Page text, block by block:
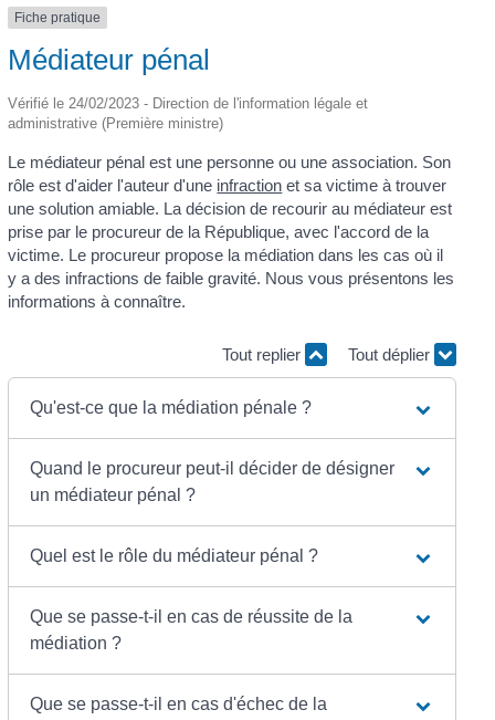
Fiche pratique
Médiateur pénal
Vérifié le 24/02/2023 - Direction de l'information légale et
administrative (Première ministre)
Le médiateur pénal est une personne ou une association. Son
rôle est d'aider l'auteur d'une infraction et sa victime à trouver
une solution amiable. La décision de recourir au médiateur est
prise par le procureur de la République, avec l'accord de la
victime. Le procureur propose la médiation dans les cas où il
y a des infractions de faible gravité. Nous vous présentons les
informations à connaître.
Tout replier Tout déplier
Qu'est-ce que la médiation pénale ?
Quand le procureur peut-il décider de désigner
un médiateur pénal ?
Quel est le rôle du médiateur pénal ?
Que se passe-t-il en cas de réussite de la
médiation ?
Que se passe-t-il en cas d'échec de la